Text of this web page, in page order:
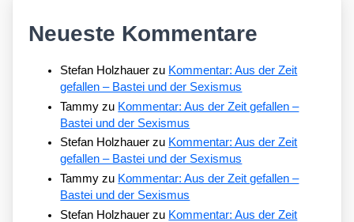
Neueste Kommentare
Stefan Holzhauer zu Kommentar: Aus der Zeit
gefallen – Bastei und der Sexismus
Tammy zu Kommentar: Aus der Zeit gefallen –
Bastei und der Sexismus
Stefan Holzhauer zu Kommentar: Aus der Zeit
gefallen – Bastei und der Sexismus
Tammy zu Kommentar: Aus der Zeit gefallen –
Bastei und der Sexismus
Stefan Holzhauer zu Kommentar: Aus der Zeit